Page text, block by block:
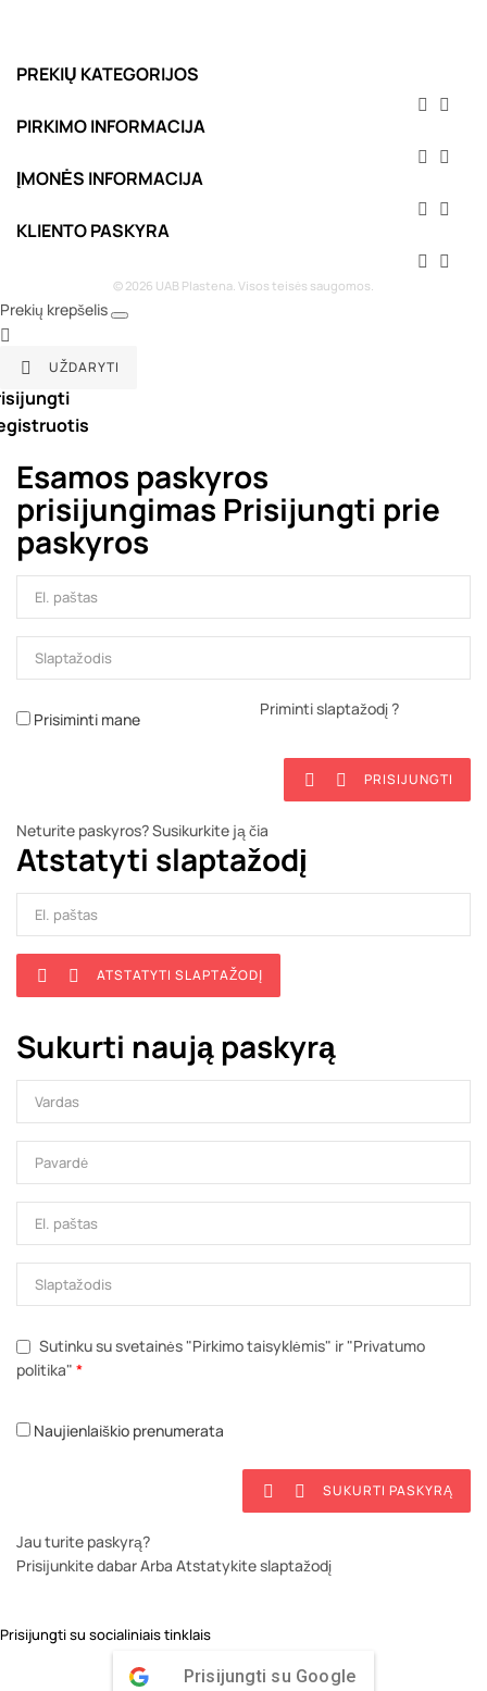
PREKIŲ KATEGORIJOS
 
PIRKIMO INFORMACIJA
 
ĮMONĖS INFORMACIJA
 
KLIENTO PASKYRA
 
© 2026 UAB Plastena. Visos teisės saugomos.
Prekių krepšelis


UŽDARYTI
Esamos paskyros
prisijungimas Prisijungti prie
paskyros
Prisiminti mane
Priminti slaptažodį ?
  PRISIJUNGTI
Neturite paskyros? Susikurkite ją čia
Atstatyti slaptažodį
  ATSTATYTI SLAPTAŽODĮ
Sukurti naują paskyrą
Sutinku su svetainės "Pirkimo taisyklėmis" ir "Privatumo
politika" *
Naujienlaiškio prenumerata
  SUKURTI PASKYRĄ
Jau turite paskyrą?
Prisijunkite dabarArba Atstatykite slaptažodį
Prisijungti su socialiniais tinklais
Prisijungti su Google